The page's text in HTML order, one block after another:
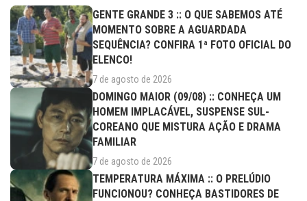
GENTE GRANDE 3 :: O QUE SABEMOS ATÉ
MOMENTO SOBRE A AGUARDADA
SEQUÊNCIA? CONFIRA 1ª FOTO OFICIAL DO
ELENCO!
7 de agosto de 2026
DOMINGO MAIOR (09/08) :: CONHEÇA UM
HOMEM IMPLACÁVEL, SUSPENSE SUL-
COREANO QUE MISTURA AÇÃO E DRAMA
FAMILIAR
7 de agosto de 2026
TEMPERATURA MÁXIMA :: O PRELÚDIO
FUNCIONOU? CONHEÇA BASTIDORES DE